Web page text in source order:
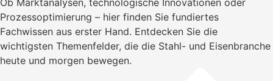
Prozessoptimierung – hier finden Sie fundiertes
Fachwissen aus erster Hand. Entdecken Sie die
wichtigsten Themenfelder, die die Stahl- und Eisenbranche
heute und morgen bewegen.